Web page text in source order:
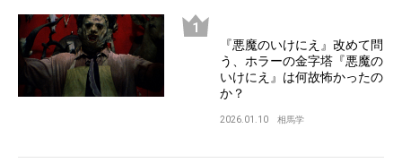
『悪魔のいけにえ』改めて問
う、ホラーの金字塔『悪魔の
いけにえ』は何故怖かったの
か？
2026.01.10 相馬学